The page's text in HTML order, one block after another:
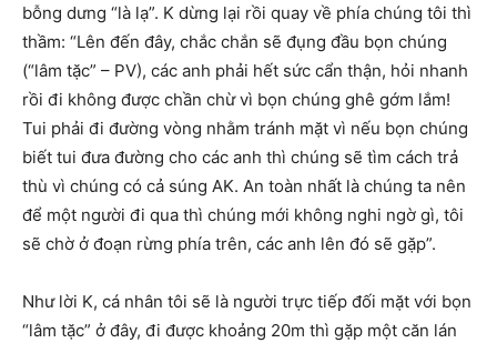
bỗng dưng “là lạ”. K dừng lại rồi quay về phía chúng tôi thì
thầm: “Lên đến đây, chắc chắn sẽ đụng đầu bọn chúng
(“lâm tặc” – PV), các anh phải hết sức cẩn thận, hỏi nhanh
rồi đi không được chần chừ vì bọn chúng ghê gớm lắm!
Tui phải đi đường vòng nhằm tránh mặt vì nếu bọn chúng
biết tui đưa đường cho các anh thì chúng sẽ tìm cách trả
thù vì chúng có cả súng AK. An toàn nhất là chúng ta nên
để một người đi qua thì chúng mới không nghi ngờ gì, tôi
sẽ chờ ở đoạn rừng phía trên, các anh lên đó sẽ gặp”.
Như lời K, cá nhân tôi sẽ là người trực tiếp đối mặt với bọn
“lâm tặc” ở đây, đi được khoảng 20m thì gặp một căn lán